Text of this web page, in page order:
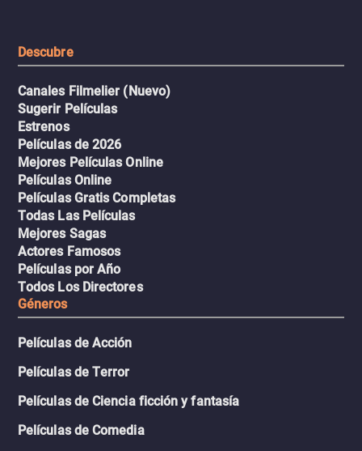
Descubre
Canales Filmelier (Nuevo)
Sugerir Películas
Estrenos
Películas de 2026
Mejores Películas Online
Películas Online
Películas Gratis Completas
Todas Las Películas
Mejores Sagas
Actores Famosos
Películas por Año
Todos Los Directores
Géneros
Películas de Acción
Películas de Terror
Películas de Ciencia ficción y fantasía
Películas de Comedia